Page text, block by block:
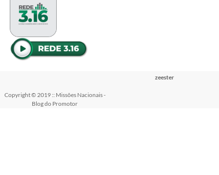
Copyright © 2019 :: Missões Nacionais -
Blog do Promotor
zeester